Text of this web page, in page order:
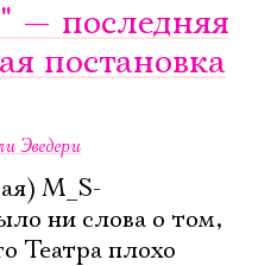
— последняя
постановка
Эведери
М_S-
ни слова о том,
Театра плохо